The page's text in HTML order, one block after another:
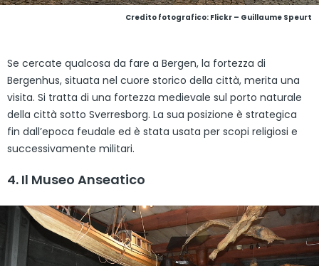
Credito fotografico: Flickr – Guillaume Speurt
Se cercate qualcosa da fare a Bergen, la fortezza di
Bergenhus, situata nel cuore storico della città, merita una
visita. Si tratta di una fortezza medievale sul porto naturale
della città sotto Sverresborg. La sua posizione è strategica
fin dall’epoca feudale ed è stata usata per scopi religiosi e
successivamente militari.
4. Il Museo Anseatico